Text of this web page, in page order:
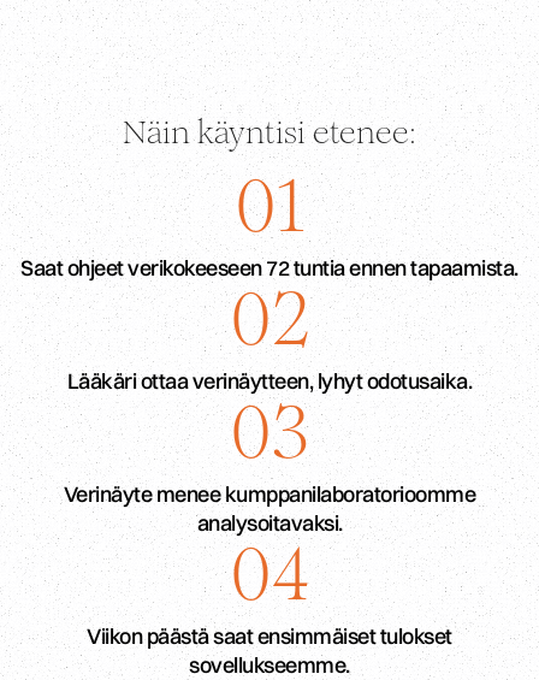
Näin käyntisi etenee:
01
Saat ohjeet verikokeeseen 72 tuntia ennen tapaamista.
02
Lääkäri ottaa verinäytteen, lyhyt odotusaika.
03
Verinäyte menee kumppanilaboratorioomme
analysoitavaksi.
04
Viikon päästä saat ensimmäiset tulokset
sovellukseemme.